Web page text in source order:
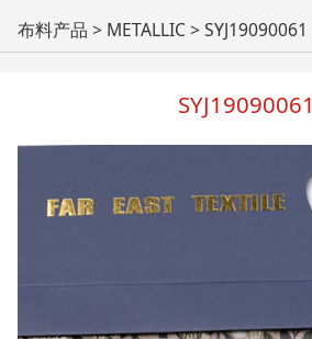
SYJ19090061
布料产品 > METALLIC>SYJ19090061
SYJ19090061